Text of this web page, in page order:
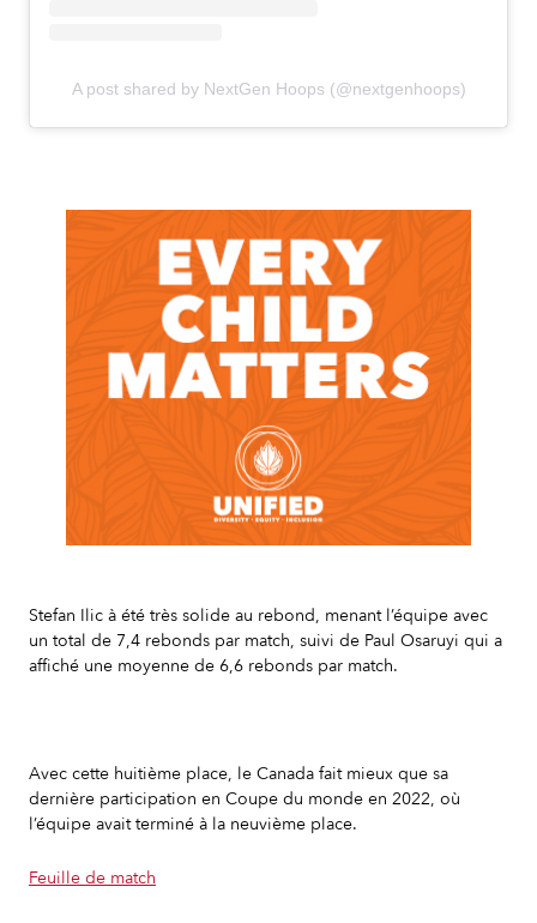
A post shared by NextGen Hoops (@nextgenhoops)
Stefan Ilic à été très solide au rebond, menant l’équipe avec
un total de 7,4 rebonds par match, suivi de Paul Osaruyi qui a
affiché une moyenne de 6,6 rebonds par match.
Avec cette huitième place, le Canada fait mieux que sa
dernière participation en Coupe du monde en 2022, où
l’équipe avait terminé à la neuvième place.
Feuille de match